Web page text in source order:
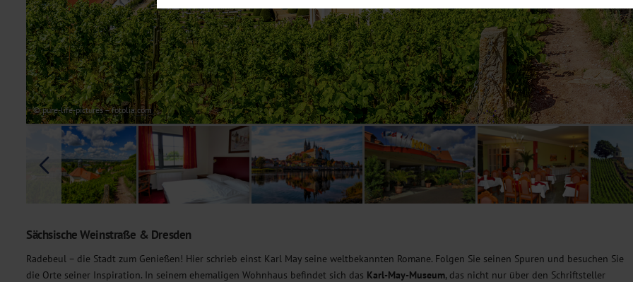
© pure-life-pictures – fotolia.com
Sächsische Weinstraße & Dresden
Radebeul – die Stadt zum Genießen! Hier schrieb einst Karl May seine weltbekannten Romane. Folgen Sie seinen Spuren und besuchen Sie
die Orte seiner Inspiration. In seinem ehemaligen Wohnhaus befindet sich das Karl-May-Museum, das nicht nur über den Schriftsteller
möchten, um Ihnen unsere Dienste bei einem erneuten Besuch unserer Seite schneller zur Verfügung zu
Statistik
Um unser Angebot und unsere Webseite weiter zu verbessern, erfassen wir anonymisierte Daten für
dieser Cookies können wir beispielsweise die Besucherzahlen und den Effekt bestimmter Seiten unseres
unsere Inhalte optimieren. Wir nutzen hierfür Dienste von Google und Facebook. Durch diese Dienste
Übermittlung, der auf unsere Website erfassten Daten, kommen. Weitere Hinweise zu der Verarbeitung
Datenschutzhinweisen. Sie können Ihre Einwilligung jederzeit in denCookie-Einstellungen
widerrufen.
Marketing
Diese Cookies werden genutzt, um Ihnen personalisierte Inhalte, passend zu Ihren Interessen anzuzeigen.